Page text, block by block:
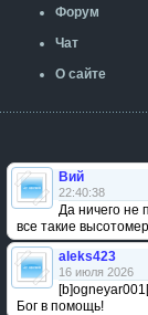
Форум
Чат
О сайте
Вий
22:40:38
Да ничего не
все такие
aleks423
16 июля 2026
Бог в помощь!